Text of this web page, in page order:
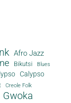
Afro Jazz
Bikutsi Blues
Calypso
Creole Folk
Gwoka